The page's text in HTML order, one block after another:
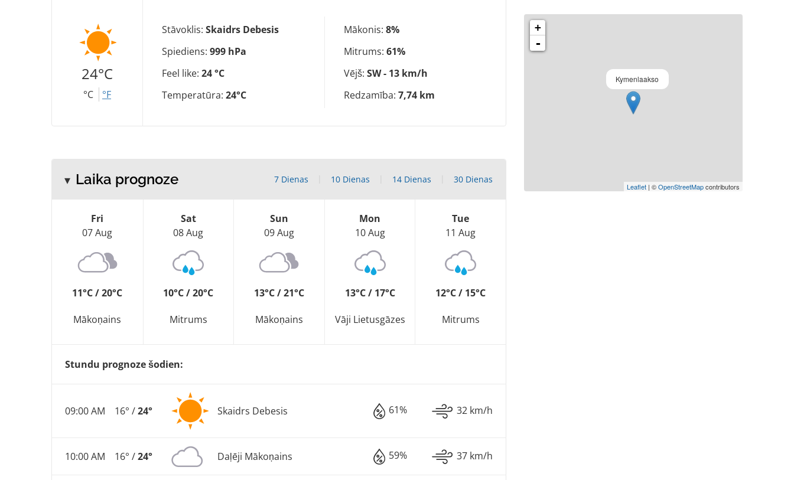
24°C
°C °F
Stāvoklis: Skaidrs Debesis
Spiediens: 999 hPa
Feel like: 24 °C
Temperatūra: 24°C
Mākonis: 8%
Mitrums: 61%
Vējš: SW - 13 km/h
Redzamība: 7,74 km
Laika prognoze 7 Dienas 10 Dienas 14 Dienas 30 Dienas
Fri
07 Aug
11°C / 20°C
Mākoņains
Sat
08 Aug
10°C / 20°C
Mitrums
Sun
09 Aug
13°C / 21°C
Mākoņains
Mon
10 Aug
13°C / 17°C
Vāji Lietusgāzes
Tue
11 Aug
12°C / 15°C
Mitrums
Stundu prognoze šodien:
09:00 AM 16° /24° Skaidrs Debesis 61% 32 km/h
10:00 AM 16° /24° Daļēji Mākoņains 59% 37 km/h
Kymenlaakso
+
-
Leaflet | ©OpenStreetMapcontributors